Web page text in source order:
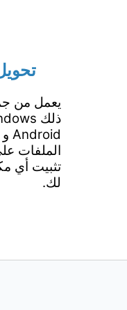
يعمل من
الملفات
تثبيت أي
لك.